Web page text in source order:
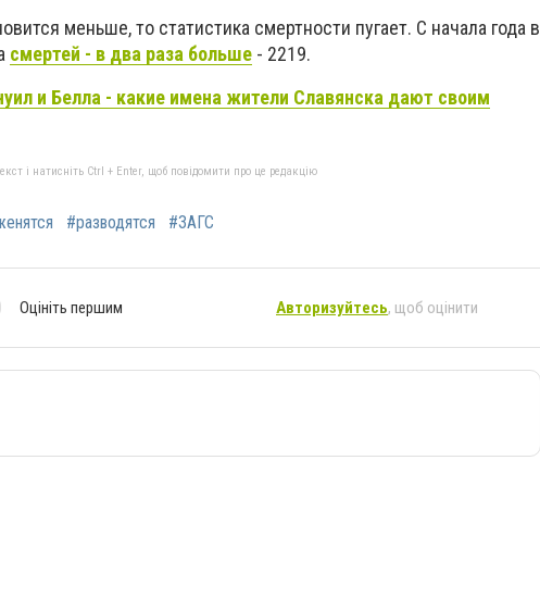
меньше, то статистика смертности пугает. С начала года в
смертей - в два раза больше - 2219.
и Белла - какие имена жители Славянска дают своим
і натисніть Ctrl + Enter, щоб повідомити про це редакцію
#разводятся #ЗАГС
Оцініть першим Авторизуйтесь, щоб оцінити